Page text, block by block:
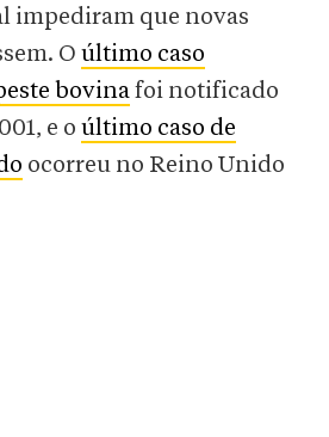
impediram que novas
O último caso
bovinafoi notificado
e o último caso de
ocorreu no Reino Unido